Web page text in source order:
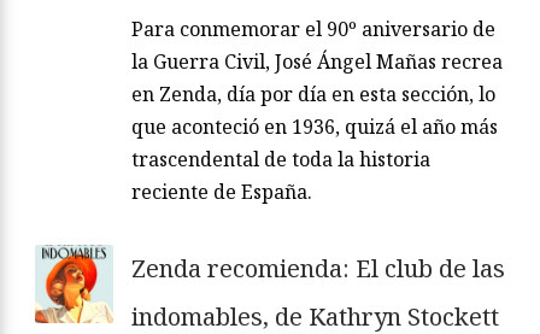
Para conmemorar el 90º aniversario de
la Guerra Civil, José Ángel Mañas recrea
en Zenda, día por día en esta sección, lo
que aconteció en 1936, quizá el año más
trascendental de toda la historia
reciente de España.
Zenda recomienda: El club de las
indomables, de Kathryn Stockett